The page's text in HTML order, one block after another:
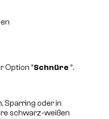
Option “Schnüre “.
Sparring oder in
schwarz-weißen